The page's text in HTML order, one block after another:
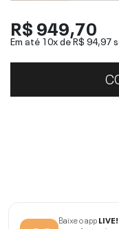
R$ 949,70
Em até 10x deR$ 94,97
Baixe o app